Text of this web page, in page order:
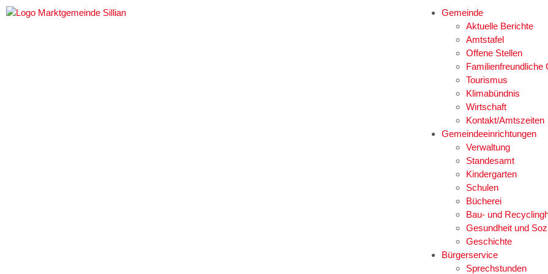
Gemeinde
Aktuelle Berichte
Amtstafel
Offene Stellen
Familienfreundliche
Tourismus
Klimabündnis
Wirtschaft
Kontakt/Amtszeiten
Gemeindeeinrichtungen
Verwaltung
Standesamt
Kindergarten
Schulen
Bücherei
Bau- und
Gesundheit und
Geschichte
Bürgerservice
Sprechstunden